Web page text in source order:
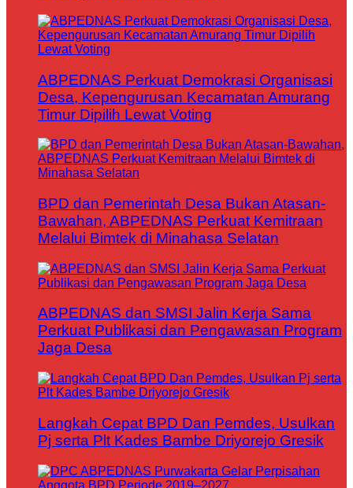
ABPEDNAS Perkuat Demokrasi Organisasi
Desa, Kepengurusan Kecamatan Amurang
Timur Dipilih Lewat Voting
BPD dan Pemerintah Desa Bukan Atasan-
Bawahan, ABPEDNAS Perkuat Kemitraan
Melalui Bimtek di Minahasa Selatan
ABPEDNAS dan SMSI Jalin Kerja Sama
Perkuat Publikasi dan Pengawasan Program
Jaga Desa
Langkah Cepat BPD Dan Pemdes, Usulkan
Pj serta Plt Kades Bambe Driyorejo Gresik